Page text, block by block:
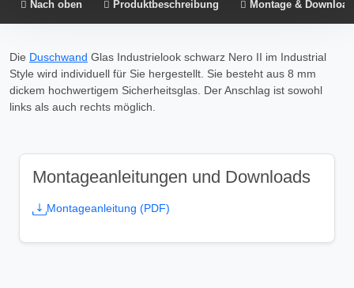
Impressum|Datenschutz
Nach oben Produktbeschreibung Montage &
Die Duschwand Glas Industrielook schwarz Nero II im Industrial
Style wird individuell für Sie hergestellt. Sie besteht aus 8 mm
dickem hochwertigem Sicherheitsglas. Der Anschlag ist sowohl
links als auch rechts möglich.
Montageanleitungen und Downloads
Montageanleitung (PDF)